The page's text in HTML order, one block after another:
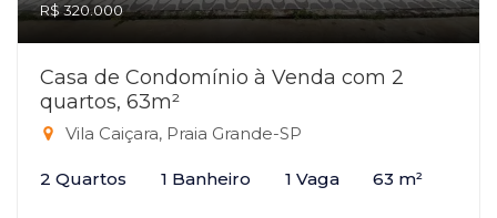
R$ 320.000
Casa de Condomínio à Venda com 2
quartos, 63m²
Vila Caiçara, Praia Grande-SP
2 Quartos 1 Banheiro 1 Vaga 63 m²